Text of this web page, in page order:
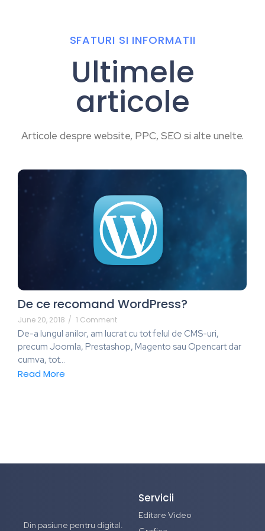
SFATURI SI INFORMATII
Ultimele
articole
Articole despre website, PPC, SEO si alte unelte.
De ce recomand WordPress?
June 20, 2018 / 1 Comment
De-a lungul anilor, am lucrat cu tot felul de CMS-uri,
precum Joomla, Prestashop, Magento sau Opencart dar
cumva, tot…
Read More
Din pasiune pentru digital.
Servicii
Editare Video